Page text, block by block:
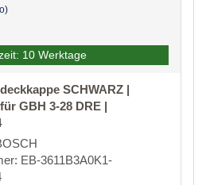
10 Werktage
SCHWARZ |
GBH 3-28 DRE |
EB-3611B3A0K1-